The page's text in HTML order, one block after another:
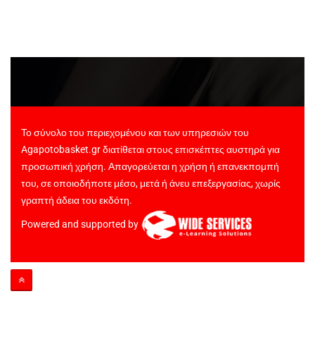
Το σύνολο του περιεχομένου και των υπηρεσιών του
Agapotobasket.gr διατίθεται στους επισκέπτες αυστηρά για
προσωπική χρήση. Απαγορεύεται η χρήση ή επανεκπομπή
του, σε οποιοδήποτε μέσο, μετά ή άνευ επεξεργασίας, χωρίς
γραπτή άδεια του εκδότη.
Powered and supported by